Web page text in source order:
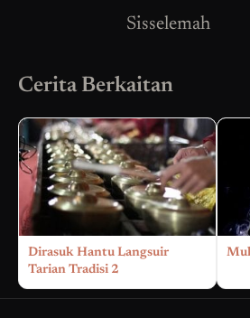
Sisselemah
Cerita Berkaitan
Dirasuk Hantu Langsuir
Tarian Tradisi 2